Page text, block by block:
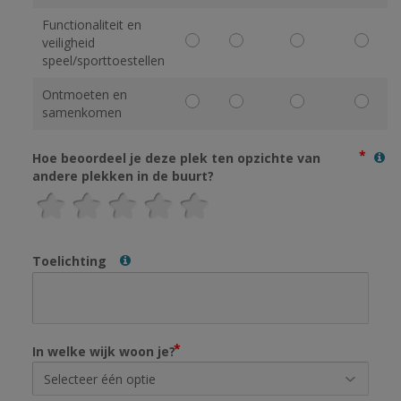
Functionaliteit en
veiligheid
speel/sporttoestellen
Ontmoeten en
samenkomen
Hoe beoordeel je deze plek ten opzichte van
andere plekken in de buurt?
Toelichting
In welke wijk woon je?